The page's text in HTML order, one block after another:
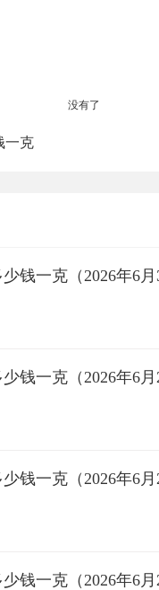
一克
没有了
钱一克（2026年6
钱一克（2026年6
钱一克（2026年6
钱一克（2026年6